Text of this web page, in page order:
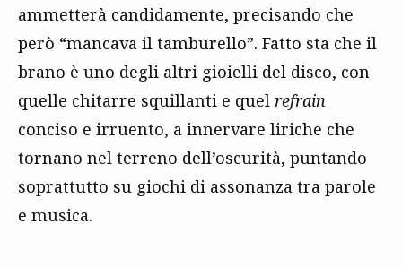
ammetterà candidamente, precisando che
però “mancava il tamburello”. Fatto sta che il
brano è uno degli altri gioielli del disco, con
quelle chitarre squillanti e quel refrain
conciso e irruento, a innervare liriche che
tornano nel terreno dell’oscurità, puntando
soprattutto su giochi di assonanza tra parole
e musica.